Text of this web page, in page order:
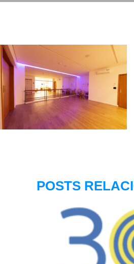
POSTS